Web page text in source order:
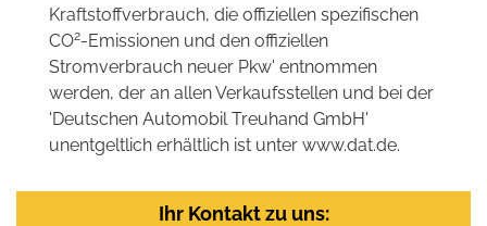
Kraftstoffverbrauch, die offiziellen spezifischen
CO2-Emissionen und den offiziellen
Stromverbrauch neuer Pkw' entnommen
werden, der an allen Verkaufsstellen und bei der
'Deutschen Automobil Treuhand GmbH'
unentgeltlich erhältlich ist unter www.dat.de.
Ihr Kontakt zu uns: